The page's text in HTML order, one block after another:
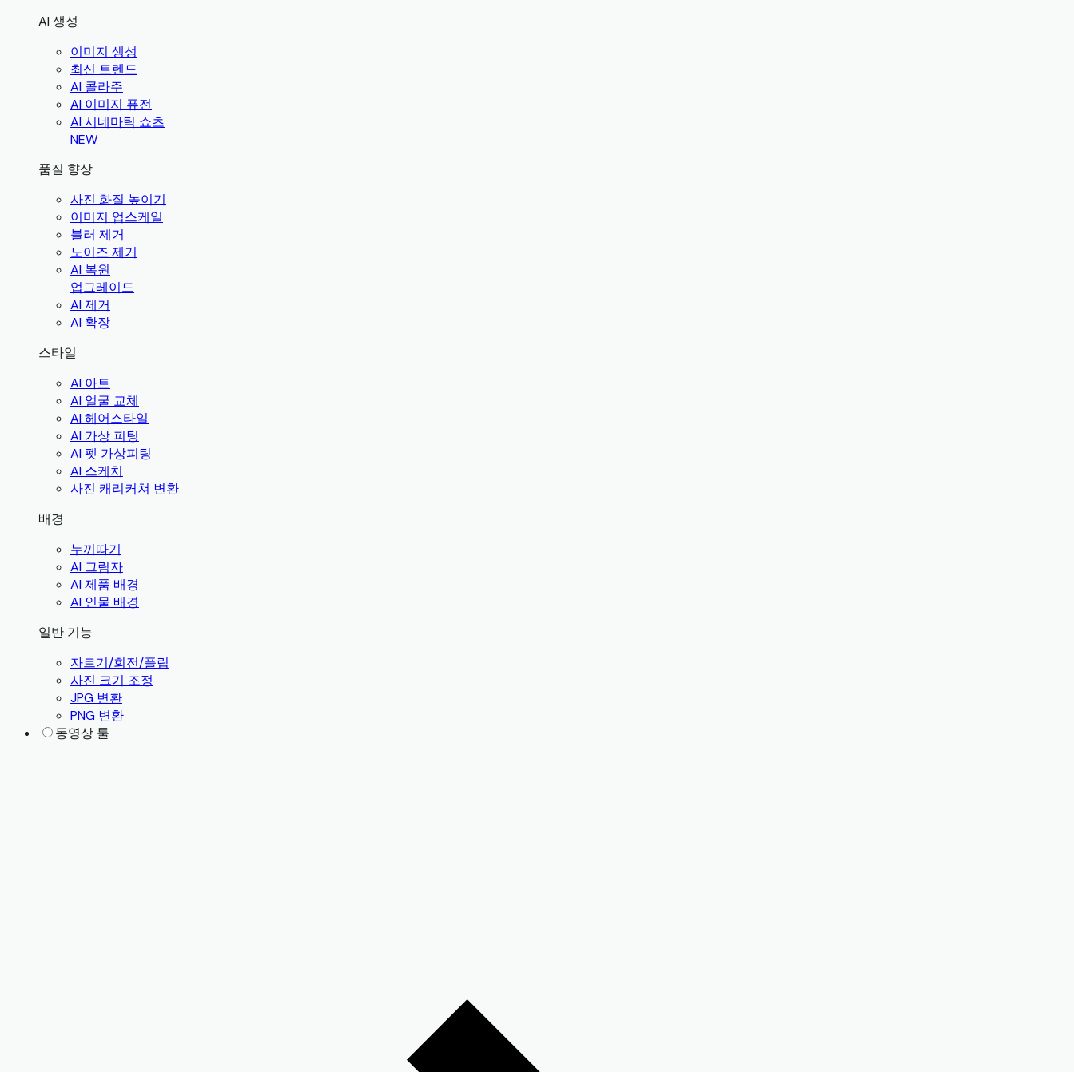
AI 생성
이미지 생성
최신 트렌드
AI 콜라주
AI 이미지 퓨전
AI 시네마틱 쇼츠
NEW
품질 향상
사진 화질 높이기
이미지 업스케일
블러 제거
노이즈 제거
AI 복원
업그레이드
AI 제거
AI 확장
스타일
AI 아트
AI 얼굴 교체
AI 헤어스타일
AI 가상 피팅
AI 펫 가상피팅
AI 스케치
사진 캐리커쳐 변환
배경
누끼따기
AI 그림자
AI 제품 배경
AI 인물 배경
일반 기능
자르기/회전/플립
사진 크기 조정
JPG 변환
PNG 변환
동영상 툴